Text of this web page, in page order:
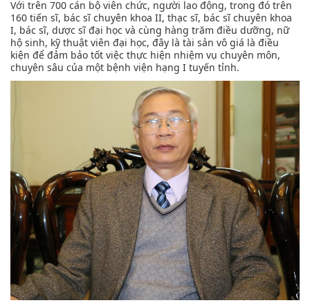
Với trên 700 cán bộ viên chức, người lao động, trong đó trên
160 tiến sĩ, bác sĩ chuyên khoa II, thạc sĩ, bác sĩ chuyên khoa
I, bác sĩ, dược sĩ đại học và cùng hàng trăm điều dưỡng, nữ
hộ sinh, kỹ thuật viên đại học, đây là tài sản vô giá là điều
kiện để đảm bảo tốt việc thực hiện nhiệm vụ chuyên môn,
chuyên sâu của một bệnh viện hạng I tuyến tỉnh.